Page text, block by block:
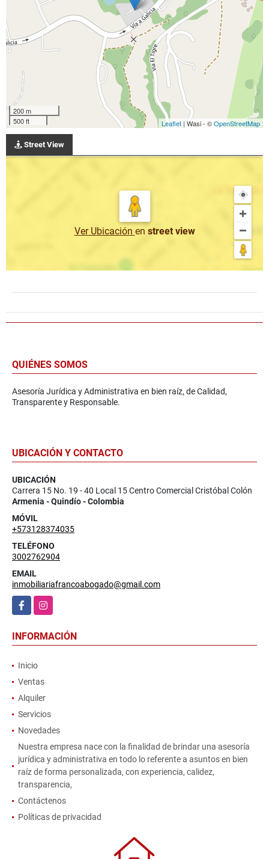
200 m
500 ft
Leaflet | Wasi - ©OpenStreetMap
Street View
Ver Ubicación en street view
QUIÉNES SOMOS
Asesoría Jurídica y Administrativa en bien raíz, de Calidad,
Transparente y Responsable.
UBICACIÓN Y CONTACTO
UBICACIÓN
Carrera 15 No. 19 - 40 Local 15 Centro Comercial Cristóbal Colón
Armenia - Quindío - Colombia
MÓVIL
+573128374035
TELÉFONO
3002762904
EMAIL
inmobiliariafrancoabogado@gmail.com
FacebookInstagram
INFORMACIÓN
Inicio
Ventas
Alquiler
Servicios
Novedades
Nuestra empresa nace con la finalidad de brindar una asesoría
jurídica y administrativa en todo lo referente a asuntos en bien
raíz de forma personalizada, con experiencia, calidez,
transparencia,
Contáctenos
Políticas de privacidad